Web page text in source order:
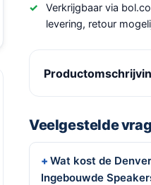
Verkrijgbaar via
levering, retour
Veelgestelde
Wat kost de
Ingebouwde